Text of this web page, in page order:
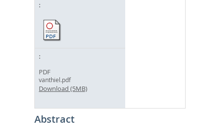
PDF
vanthiel.pdf
Download (5MB)
Abstract